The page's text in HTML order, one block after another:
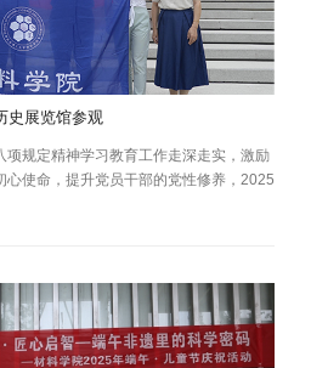
史展览馆参观
项规定精神学习教育工作走深走实，激励
心使命，提升党员干部的党性修养，2025
员干部，赴中国共产党历史展览馆开展
展厅内，全体同志通过珍贵的历史文